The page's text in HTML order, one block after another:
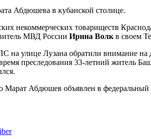
Абдюшева в кубанской столице.
некоммерческих товариществ
МВД России Ирина Волк в своем
на улице Лузана обратили внимание
преследования 33-летний житель
Марат Абдюшев объявлен в федеральный